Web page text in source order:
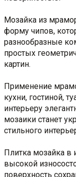
Мозайка из
форму чипов,
разнообразные
простых
картин.
Применение
кухни, гостиной,
интерьеру
мозаики станет
стильного
Плитка мозайка в
высокой
поверхность